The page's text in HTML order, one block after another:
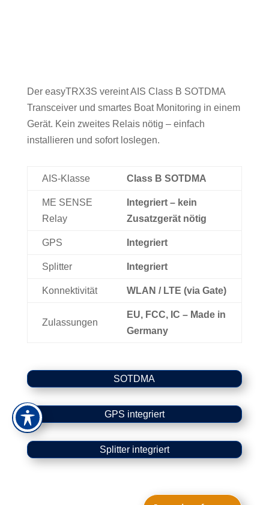
Der easyTRX3S vereint AIS Class B SOTDMA
Transceiver und smartes Boat Monitoring in einem
Gerät. Kein zweites Relais nötig – einfach
installieren und sofort loslegen.
AIS-Klasse Class B SOTDMA
ME SENSE
Relay
Integriert – kein
Zusatzgerät nötig
GPS Integriert
Splitter Integriert
Konnektivität WLAN / LTE (via Gate)
Zulassungen
EU, FCC, IC – Made in
Germany
SOTDMA
GPS integriert
Splitter integriert